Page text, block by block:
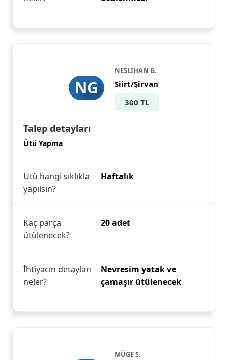
NG
NESLIHAN G.
Siirt/Şirvan
300 TL
Talep detayları
Ütü Yapma
Ütü hangi sıklıkla
yapılsın?
Haftalık
Kaç parça
ütülenecek?
20 adet
İhtiyacın detayları
neler?
Nevresim yatak ve
çamaşır ütülenecek
MÜGE S.